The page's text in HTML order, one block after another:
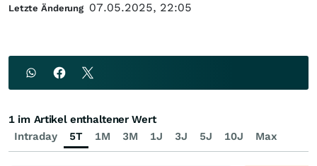
Letzte Änderung 07.05.2025, 22:05
Intraday 5T 1M 3M 1J 3J 5J 10J Max
1 im Artikel enthaltener Wert